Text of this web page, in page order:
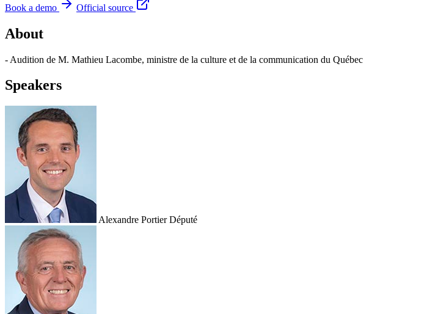
Book a demo
Official source
About
- Audition de M. Mathieu Lacombe, ministre de la culture et de la communication du Québec
Speakers
Alexandre Portier Député